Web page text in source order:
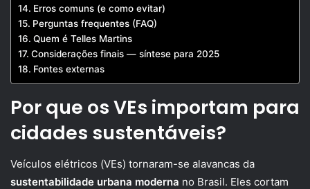
Erros comuns (e como evitar)
Perguntas frequentes (FAQ)
Quem é Telles Martins
Considerações finais — síntese para 2025
Fontes externas
Por que os VEs importam para
cidades sustentáveis?
Veículos elétricos (VEs) tornaram-se alavancas da
sustentabilidade urbana moderna no Brasil. Eles cortam